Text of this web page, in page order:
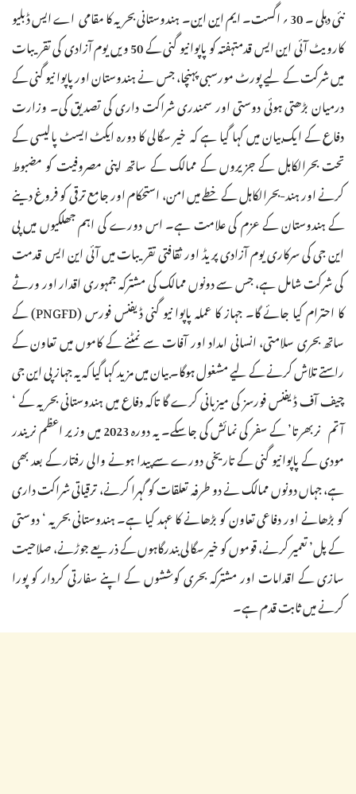
نئی دہلی ۔ 30 ؍ اگست۔ ایم این این۔ ہندوستانی بحریہ کا مقامی اے ایس ڈبلیو
کارویٹ آئی این ایس قدمتہفتہ کو پاپوا نیو گنی کے 50 ویں یوم آزادی کی تقریبات
میں شرکت کے لیے پورٹ مورسبی پہنچا، جس نے ہندوستان اور پاپوا نیو گنی کے
درمیان بڑھتی ہوئی دوستی اور سمندری شراکت داری کی تصدیق کی۔ وزارت
دفاع کے ایک بیان میں کہا گیا ہے کہ خیر سگالی کا دورہ ایکٹ ایسٹ پالیسی کے
تحت بحرالکاہل کے جزیروں کے ممالک کے ساتھ اپنی مصروفیت کو مضبوط
کرنے اور ہند-بحرالکاہل کے خطے میں امن، استحکام اور جامع ترقی کو فروغ دینے
کے ہندوستان کے عزم کی علامت ہے۔ اس دورے کی اہم جھلکیوں میں پی
این جی کی سرکاری یوم آزادی پریڈ اور ثقافتی تقریبات میں آئی این ایس قدمت
کی شرکت شامل ہے، جس سے دونوں ممالک کی مشترکہ جمہوری اقدار اور ورثے
کا احترام کیا جائے گا۔ جہاز کا عملہ پاپوا نیو گنی ڈیفنس فورس (PNGFD) کے
ساتھ بحری سلامتی، انسانی امداد اور آفات سے نمٹنے کے کاموں میں تعاون کے
راستے تلاش کرنے کے لیے مشغول ہوگا۔ بیان میں مزید کہا گیا کہ یہ جہاز پی این جی
چیف آف ڈیفنس فورسز کی میزبانی کرے گا تاکہ دفاع میں ہندوستانی بحریہ کے ‘
آتم نربھرتا’ کے سفر کی نمائش کی جاسکے۔ یہ دورہ 2023 میں وزیر اعظم نریندر
مودی کے پاپوا نیو گنی کے تاریخی دورے سے پیدا ہونے والی رفتار کے بعد بھی
ہے، جہاں دونوں ممالک نے دو طرفہ تعلقات کو گہرا کرنے، ترقیاتی شراکت داری
کو بڑھانے اور دفاعی تعاون کو بڑھانے کا عہد کیا ہے۔ ہندوستانی بحریہ ‘ دوستی
کے پل’ تعمیر کرنے، قوموں کو خیر سگالی بندرگاہوں کے ذریعے جوڑنے، صلاحیت
سازی کے اقدامات اور مشترکہ بحری کوششوں کے اپنے سفارتی کردار کو پورا
کرنے میں ثابت قدم ہے۔